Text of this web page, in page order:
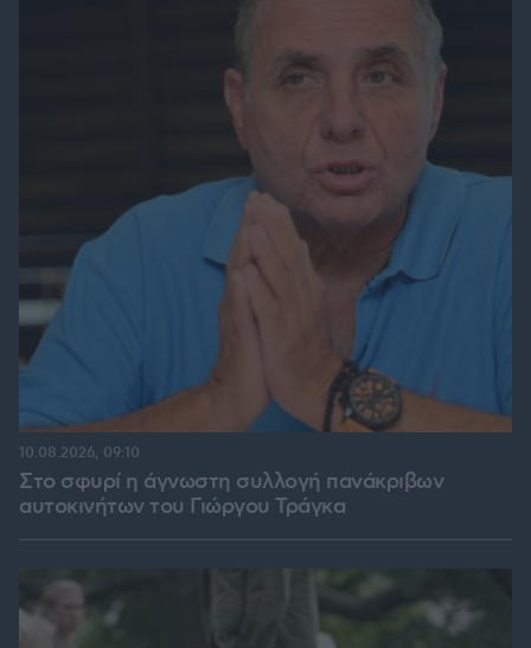
Στο σφυρί η άγνωστη συλλογή πανάκριβων
αυτοκινήτων του Γιώργου Τράγκα
10.08.2026, 09:10